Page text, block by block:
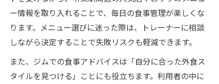
ー情報を取り入れることで、毎日の食事管理が楽しくな
ります。メニュー選びに迷った際は、トレーナーに相談
しながら決定することで失敗リスクも軽減できます。
また、ジムでの食事アドバイスは「自分に合った外食ス
タイルを見つける」ことにも役立ちます。利用者の中に